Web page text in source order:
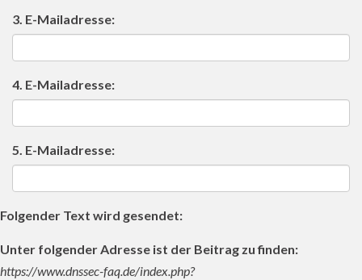
3. E-Mailadresse:
4. E-Mailadresse:
5. E-Mailadresse:
Folgender Text wird gesendet:
Unter folgender Adresse ist der Beitrag zu finden:
https://www.dnssec-faq.de/index.php?